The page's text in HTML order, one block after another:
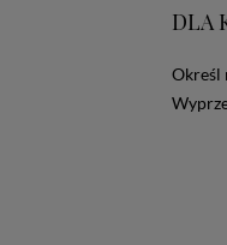
DLA
Określ